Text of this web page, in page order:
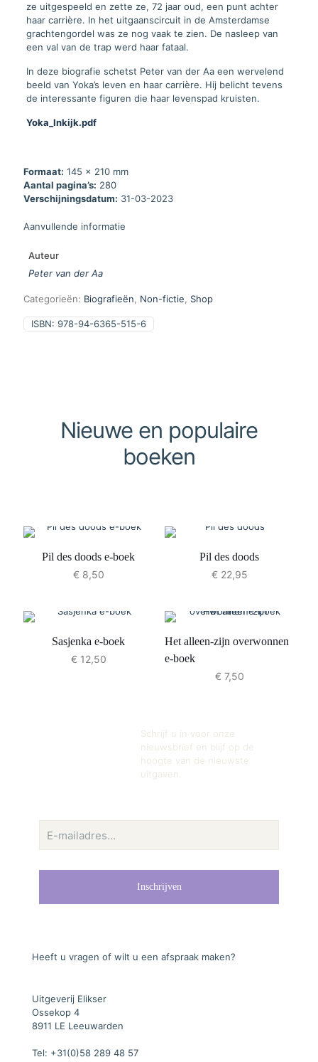
ze uitgespeeld en zette ze, 72 jaar oud, een punt achter
haar carrière. In het uitgaanscircuit in de Amsterdamse
grachtengordel was ze nog vaak te zien. De nasleep van
een val van de trap werd haar fataal.
In deze biografie schetst Peter van der Aa een wervelend
beeld van Yoka’s leven en haar carrière. Hij belicht tevens
de interessante figuren die haar levenspad kruisten.
Yoka_Inkijk.pdf
Formaat: 145 x 210 mm
Aantal pagina’s: 280
Verschijningsdatum: 31-03-2023
Aanvullende informatie
Auteur
Peter van der Aa
Categorieën: Biografieën Non-fictie Shop
ISBN: 978-94-6365-515-6
Nieuwe en populaire
boeken
Pil des doods e-boek
€8,50
Pil des doods
€22,95
Sasjenka e-boek
€12,50
Het alleen-zijn overwonnen
e-boek
€7,50
Schrijf u in voor onze
nieuwsbrief en blijf op de
hoogte van de nieuwste
uitgaven.
Heeft u vragen of wilt u een afspraak maken?
Uitgeverij Elikser
Ossekop 4
8911 LE Leeuwarden
Tel: +31(0)58 289 48 57